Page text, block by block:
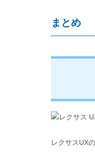
まとめ
レクサスUX